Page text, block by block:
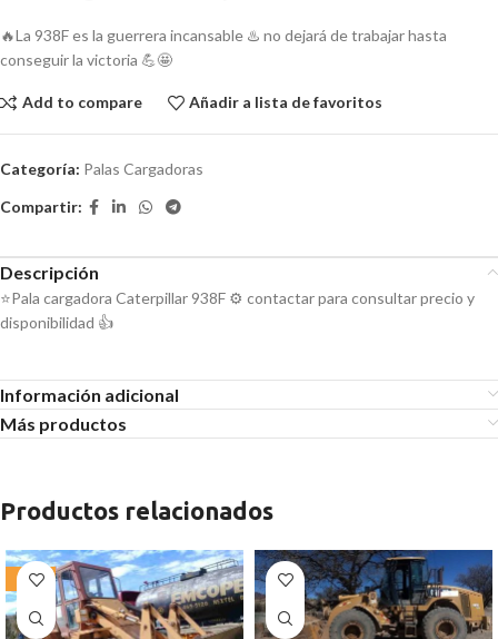
🔥La 938F es la guerrera incansable ♨️ no dejará de trabajar hasta
conseguir la victoria 💪🤩
Add to compare Añadir a lista de favoritos
Categoría: Palas Cargadoras
Compartir:
Descripción
⭐Pala cargadora Caterpillar 938F ⚙️ contactar para consultar precio y
disponibilidad 👍
Información adicional
Más productos
Productos relacionados
-25%